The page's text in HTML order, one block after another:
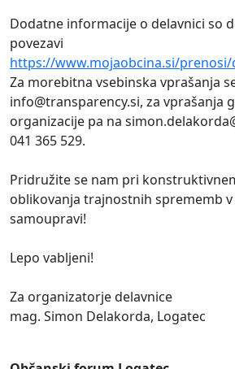
Dodatne informacije o delavnici so
povezavi
https://www.mojaobcina.si/prenosi/
Za morebitna vsebinska vprašanja
info@transparency.si, za vprašanja
organizacije pa na
041 365 529.
Pridružite se nam pri
oblikovanja trajnostnih sprememb
samoupravi!
Lepo vabljeni!
Za organizatorje delavnice
mag. Simon Delakorda, Logatec